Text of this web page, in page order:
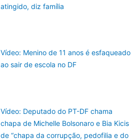
atingido, diz família
Vídeo: Menino de 11 anos é esfaqueado
ao sair de escola no DF
Vídeo: Deputado do PT-DF chama
chapa de Michelle Bolsonaro e Bia Kicis
de “chapa da corrupção, pedofilia e do